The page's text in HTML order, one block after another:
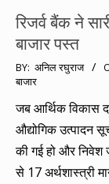
रिजर्व बैंक ने
बाजार पस्त
2012-
06-
18
BY: अनिल रघुराज
बाजार
जब आर्थिक विकास
औद्योगिक उत्पादन
की गई हो और
से 17 अर्थशास्त्री